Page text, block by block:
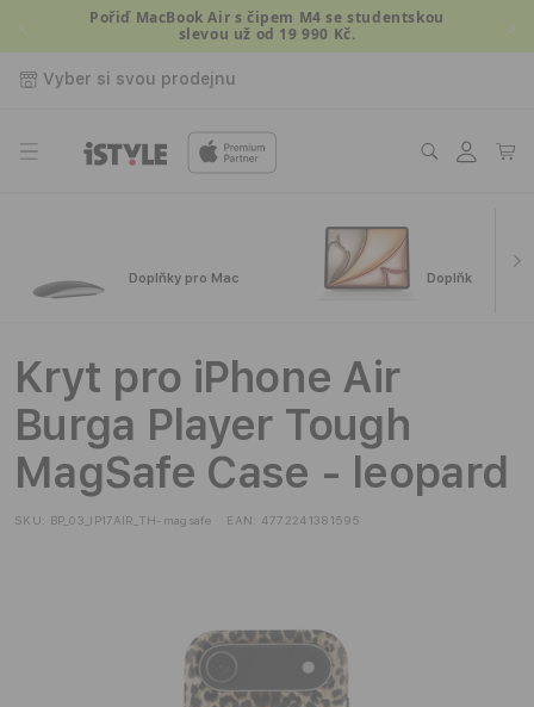
Přejít kPořiď MacBook Air s čipem M4 se studentskou
slevou už od 19 990 Kč.
Vyber si svou prodejnu
Přihlásit
se
Košík
Doplňky pro Mac Doplňky pro
Kryt pro iPhone Air
Burga Player Tough
MagSafe Case - leopard
SKU: BP_03_IP17AIR_TH-magsafe EAN: 4772241381595